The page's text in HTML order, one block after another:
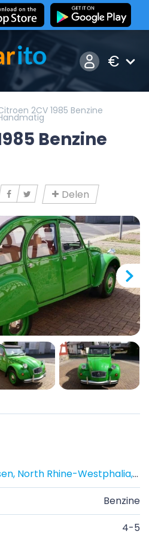
€
2CV 1985 Benzine
Benzine
Delen
Leverkusen, North Rhine-Westphalia, Germany
Benzine
4-5